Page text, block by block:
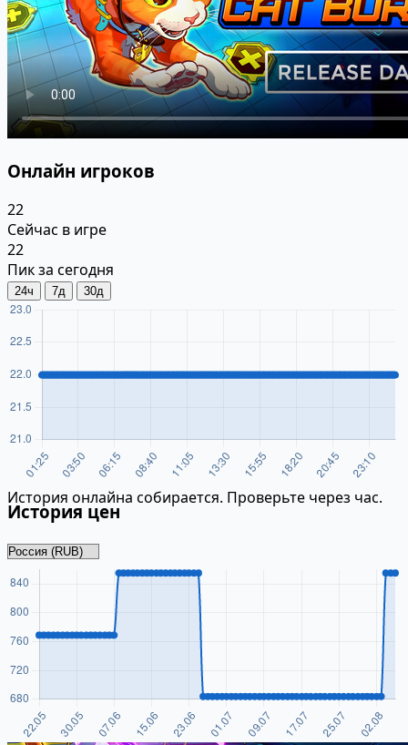
Онлайн игроков
22
Сейчас в игре
22
Пик за сегодня
24ч 7д 30д
История онлайна собирается. Проверьте через час.
История цен